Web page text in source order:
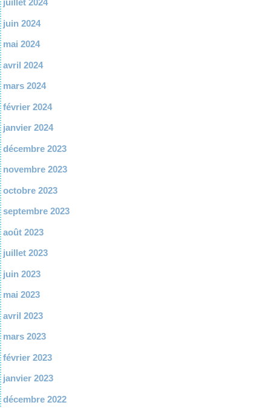
juillet 2024
juin 2024
mai 2024
avril 2024
mars 2024
février 2024
janvier 2024
décembre 2023
novembre 2023
octobre 2023
septembre 2023
août 2023
juillet 2023
juin 2023
mai 2023
avril 2023
mars 2023
février 2023
janvier 2023
décembre 2022